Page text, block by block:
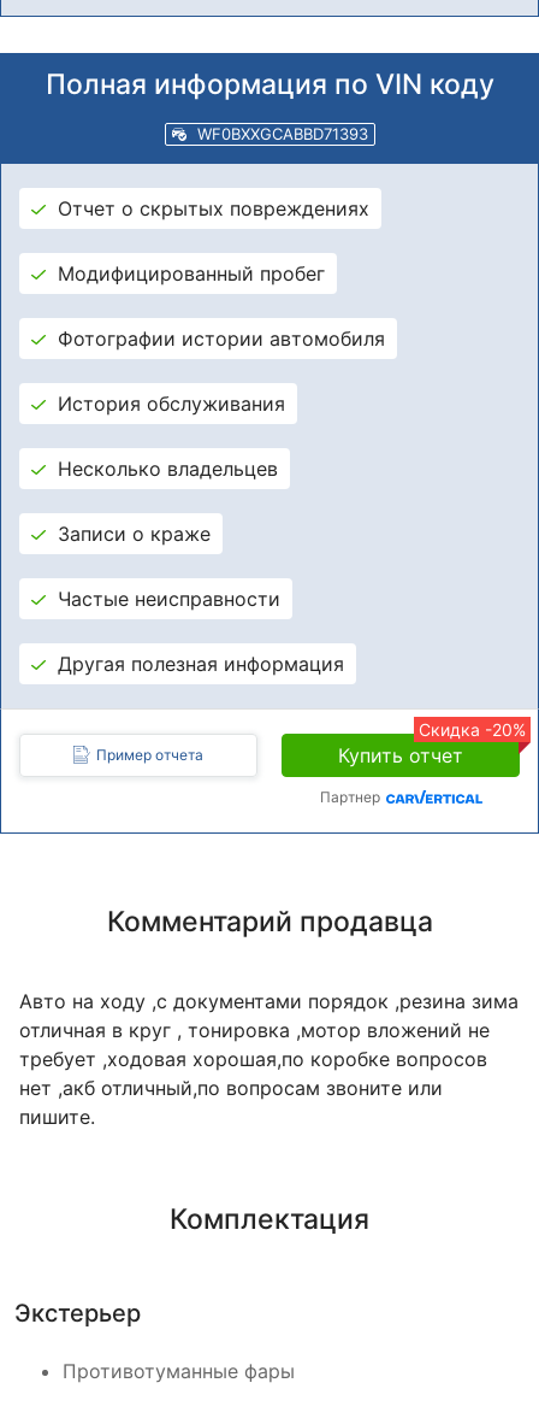
Полная информация по VIN коду
WF0BXXGCABBD71393
Отчет о скрытых повреждениях
Модифицированный пробег
Фотографии истории автомобиля
История обслуживания
Несколько владельцев
Записи о краже
Частые неисправности
Другая полезная информация
Пример отчета
Скидка -20%
Купить отчет
Партнер
Комментарий продавца
Авто на ходу ,с документами порядок ,резина зима
отличная в круг , тонировка ,мотор вложений не
требует ,ходовая хорошая,по коробке вопросов
нет ,акб отличный,по вопросам звоните или
пишите.
Комплектация
Экстерьер
Противотуманные фары